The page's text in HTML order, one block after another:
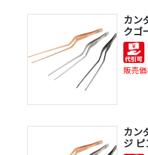
カン
クゴ
販売価
カン
ジ